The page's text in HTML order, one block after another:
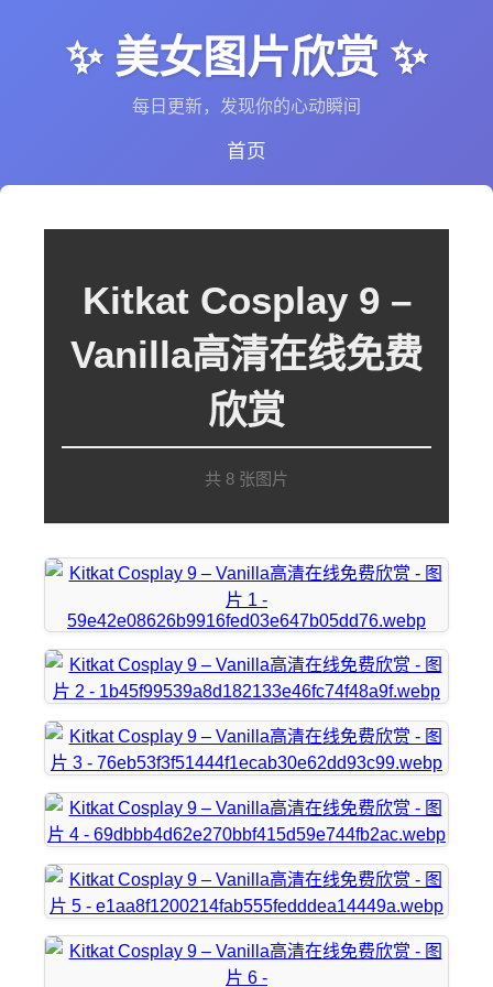
✨ 美女图片欣赏 ✨
每日更新，发现你的心动瞬间
首页
Kitkat Cosplay 9 –
Vanilla高清在线免费
欣赏
共 8 张图片